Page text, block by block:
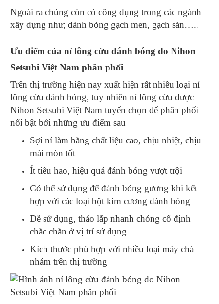
Ngoài ra chúng còn có công dụng trong các ngành
xây dựng như; đánh bóng gạch men, gạch sàn…..
Ưu điểm của nỉ lông cừu đánh bóng do Nihon
Setsubi Việt Nam phân phối
Trên thị trường hiện nay xuất hiện rất nhiều loại nỉ
lông cừu đánh bóng, tuy nhiên nỉ lông cừu được
Nihon Setsubi Việt Nam tuyển chọn để phân phối
nổi bật bởi những ưu điểm sau
Sợi nỉ làm bằng chất liệu cao, chịu nhiệt, chịu
mài mòn tốt
Ít tiêu hao, hiệu quả đánh bóng vượt trội
Có thể sử dụng để đánh bóng gương khi kết
hợp với các loại bột kim cương đánh bóng
Dễ sử dụng, tháo lắp nhanh chóng cố định
chắc chắn ở vị trí sử dụng
Kích thước phù hợp với nhiều loại máy chà
nhám trên thị trường